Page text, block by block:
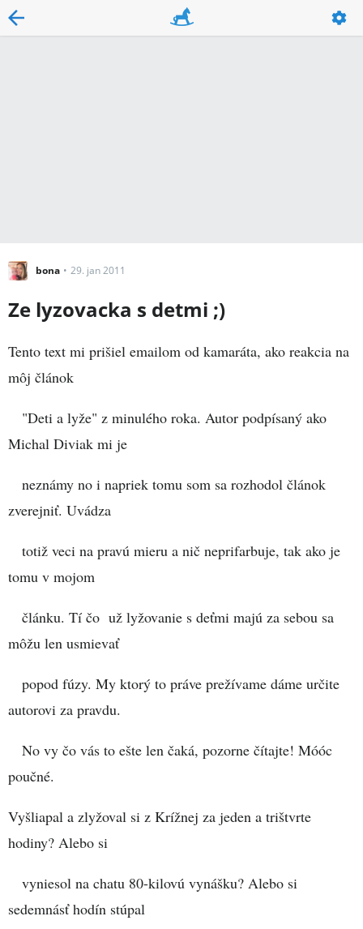
bona 29. jan 2011
Ze lyzovacka s detmi ;)
Tento text mi prišiel emailom od kamaráta, ako reakcia na
môj článok
"Deti a lyže" z minulého roka. Autor podpísaný ako
Michal Diviak mi je
neznámy no i napriek tomu som sa rozhodol článok
zverejniť. Uvádza
totiž veci na pravú mieru a nič neprifarbuje, tak ako je
tomu v mojom
článku. Tí čo už lyžovanie s deťmi majú za sebou sa
môžu len usmievať
popod fúzy. My ktorý to práve prežívame dáme určite
autorovi za pravdu.
No vy čo vás to ešte len čaká, pozorne čítajte! Móóc
poučné.
Vyšliapal a zlyžoval si z Krížnej za jeden a trištvrte
hodiny? Alebo si
vyniesol na chatu 80-kilovú vynášku? Alebo si
sedemnásť hodín stúpal